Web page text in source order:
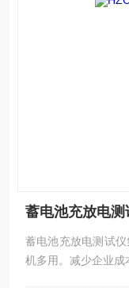
蓄电池充放电测
蓄电池充放电测试
机多用。减少企业成